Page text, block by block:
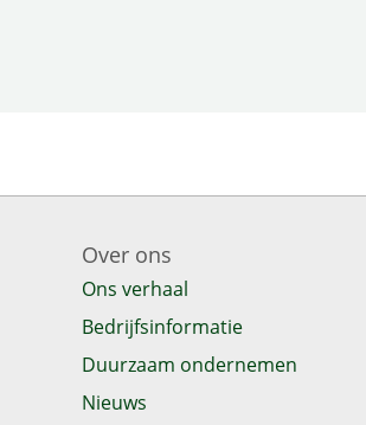
Over ons
Ons verhaal
Bedrijfsinformatie
Duurzaam ondernemen
Nieuws